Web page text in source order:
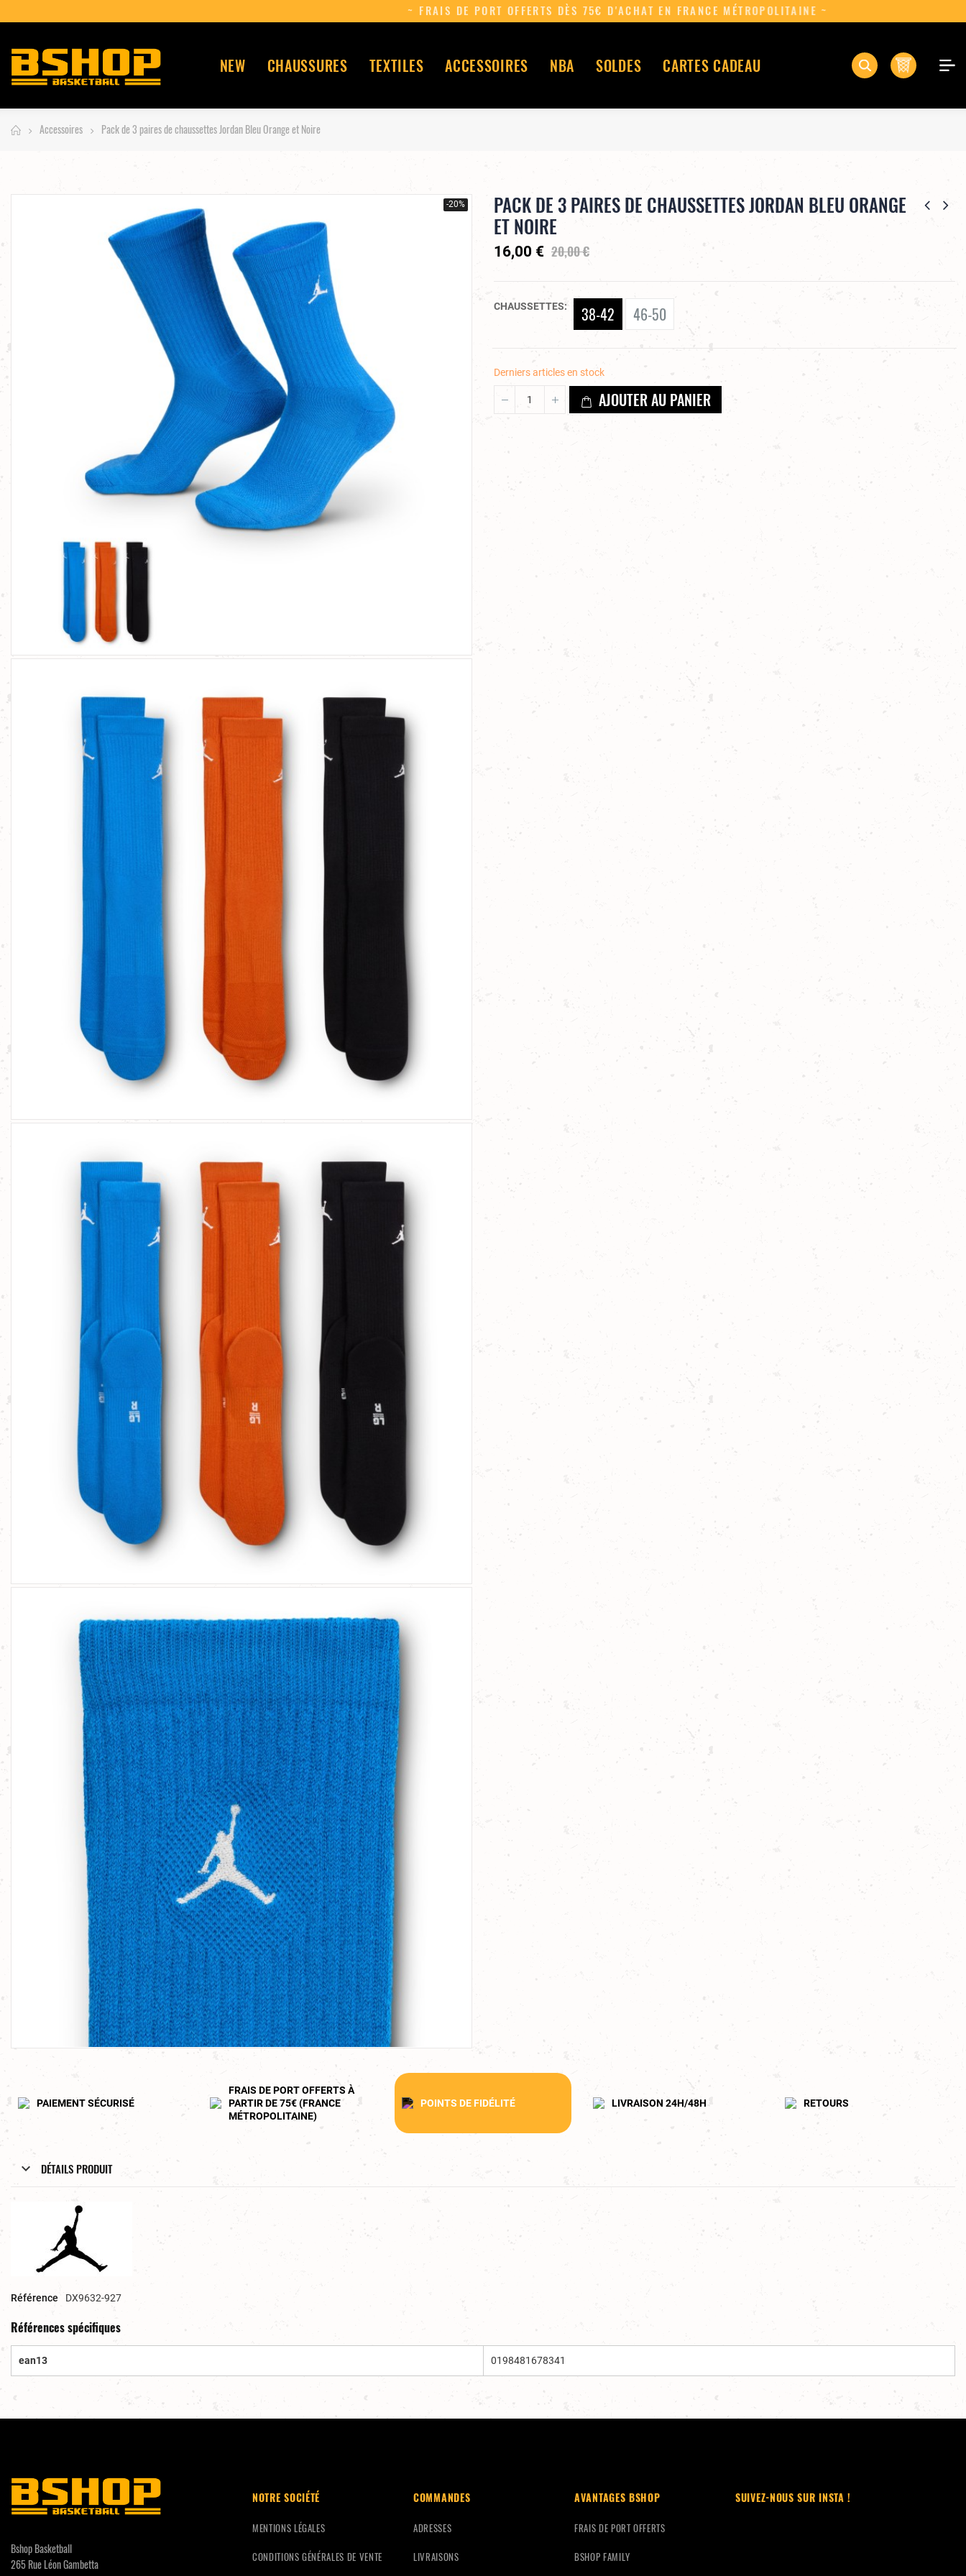
0
NEW CHAUSSURES TEXTILES ACCESSOIRES NBA SOLDES CARTES CADEAU
Accessoires Pack de 3 paires de chaussettes Jordan Bleu Orange et Noire
-20%
PACK DE 3 PAIRES DE CHAUSSETTES JORDAN BLEU ORANGE
ET NOIRE
16,00 € 20,00 €
CHAUSSETTES 38-42 46-50
Derniers articles en stock
AJOUTER AU PANIER
PAIEMENT SÉCURISÉ
FRAIS DE PORT OFFERTS À
PARTIR DE 75€ (FRANCE
MÉTROPOLITAINE)
POINTS DE FIDÉLITÉ LIVRAISON 24H/48H RETOURS
DÉTAILS PRODUIT
Référence DX9632-927
Références spécifiques
ean13 0198481678341
Bshop Basketball
265 Rue Léon Gambetta
NOTRE SOCIÉTÉ
MENTIONS LÉGALES
CONDITIONS GÉNÉRALES DE VENTE
COMMANDES
ADRESSES
LIVRAISONS
AVANTAGES BSHOP
FRAIS DE PORT OFFERTS
BSHOP FAMILY
SUIVEZ-NOUS SUR INSTA !